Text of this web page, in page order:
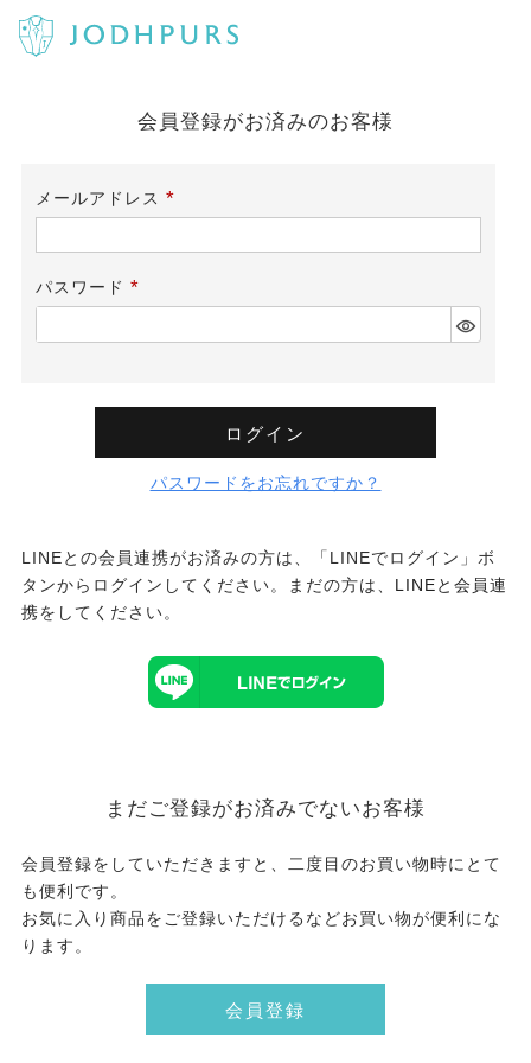
会員登録がお済みのお客様
メールアドレス
須)
パスワード
須)
ログイン
パスワードをお忘れですか？
LINEとの会員連携がお済みの方は、「LINEでログイン」ボ
タンからログインしてください。まだの方は、 LINEと会員連
携をしてください。
まだご登録がお済みでないお客様
会員登録をしていただきますと、二度目のお買い物時にとて
も便利です。
お気に入り商品をご登録いただけるなどお買い物が便利にな
ります。
会員登録